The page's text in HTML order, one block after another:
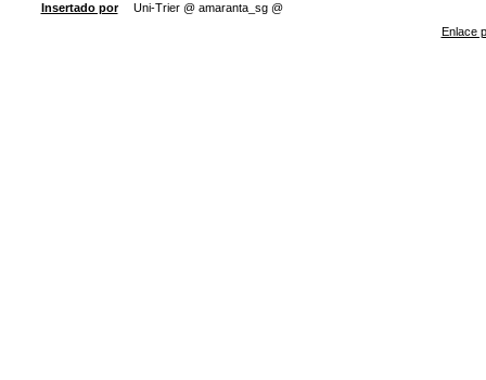
Insertado por
Uni-Trier @ amaranta_sg @
Enlace